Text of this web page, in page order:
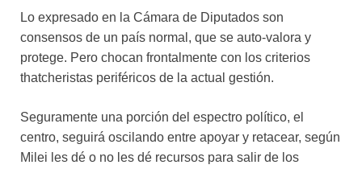
Lo expresado en la Cámara de Diputados son
consensos de un país normal, que se auto-valora y
protege. Pero chocan frontalmente con los criterios
thatcheristas periféricos de la actual gestión.
Seguramente una porción del espectro político, el
centro, seguirá oscilando entre apoyar y retacear, según
Milei les dé o no les dé recursos para salir de los